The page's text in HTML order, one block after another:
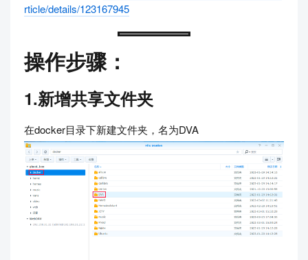
rticle/details/123167945
操作步骤：
1.新增共享文件夹
在docker目录下新建文件夹，名为DVA